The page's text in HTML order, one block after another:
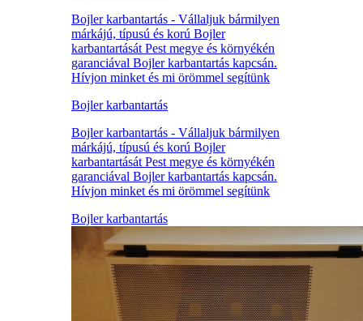
Bojler karbantartás - Vállaljuk bármilyen
márkájú, típusú és korú Bojler
karbantartását Pest megye és környékén
garanciával Bojler karbantartás kapcsán.
Hívjon minket és mi örömmel segítünk
Bojler karbantartás
Bojler karbantartás - Vállaljuk bármilyen
márkájú, típusú és korú Bojler
karbantartását Pest megye és környékén
garanciával Bojler karbantartás kapcsán.
Hívjon minket és mi örömmel segítünk
Bojler karbantartás